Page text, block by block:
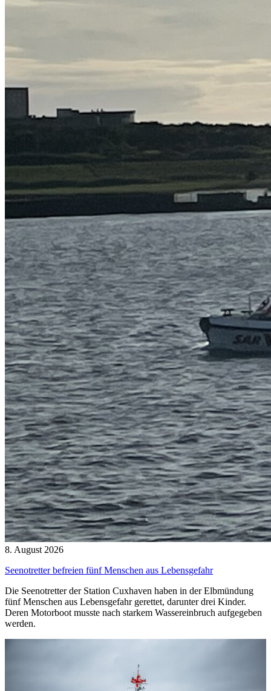
8. August 2026
Seenotretter befreien fünf Menschen aus Lebensgefahr
Die Seenotretter der Station Cuxhaven haben in der Elbmündung
fünf Menschen aus Lebensgefahr gerettet, darunter drei Kinder.
Deren Motorboot musste nach starkem Wassereinbruch aufgegeben
werden.